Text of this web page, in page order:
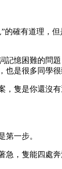
確有道理，
憶困難的問
是很多同學很
隻是你還沒
第一步。
，隻能四處奔